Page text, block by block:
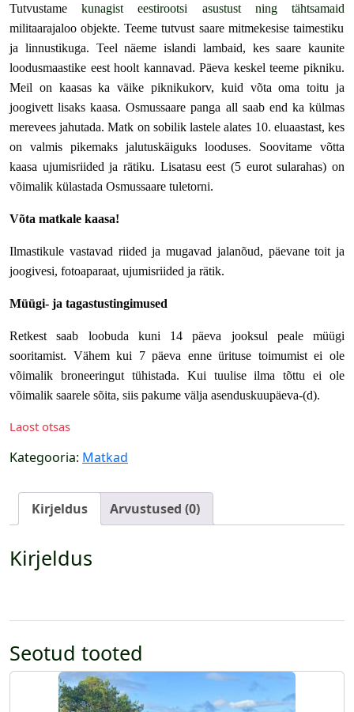
Tutvustame kunagist eestirootsi asustust ning tähtsamaid
militaarajaloo objekte. Teeme tutvust saare mitmekesise taimestiku
ja linnustikuga. Teel näeme islandi lambaid, kes saare kaunite
loodusmaastike eest hoolt kannavad. Päeva keskel teeme pikniku.
Meil on kaasas ka väike piknikukorv, kuid võta oma toitu ja
joogivett lisaks kaasa. Osmussaare panga all saab end ka külmas
merevees jahutada.Matk on sobilik lastele alates 10. eluaastast,kes
on valmis pikemaks jalutuskäiguks looduses. Soovitame võtta
kaasa ujumisriided ja rätiku. Lisatasu eest (5 eurot sularahas) on
võimalik külastada Osmussaare tuletorni.
Võta matkale kaasa!
Ilmastikule vastavad riided ja mugavad jalanõud, päevanetoit ja
joogivesi, fotoaparaat, ujumisriided ja rätik.
Müügi- ja tagastustingimused
Retkest saab loobuda kuni 14 päeva jooksul peale müügi
sooritamist. Vähem kui 7 päeva enne ürituse toimumist ei ole
võimalik broneeringut tühistada. Kui tuulise ilma tõttu ei ole
võimalik saarele sõita, siis pakume välja asenduskuupäeva-(d).
Laost otsas
Kategooria: Matkad
Kirjeldus Arvustused (0)
Kirjeldus
Seotud tooted